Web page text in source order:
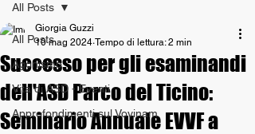
All Posts
Agonismo
Vita di ASD - Eventi
Approfondimenti sul Vovinam
All Posts
Successo per gli esaminandi
dell'ASD Parco del Ticino:
Seminario Annuale EVVF a
Giorgia Guzzi
10 mag 2024 Tempo di lettura: 2 min